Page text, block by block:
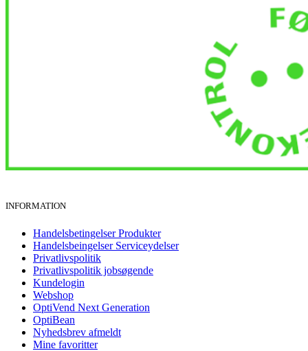
INFORMATION
Handelsbetingelser Produkter
Handelsbeingelser Serviceydelser
Privatlivspolitik
Privatlivspolitik jobsøgende
Kundelogin
Webshop
OptiVend Next Generation
OptiBean
Nyhedsbrev afmeldt
Mine favoritter